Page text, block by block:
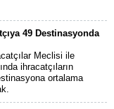
49 Destinasyonda
Meclisi ile
ihracatçıların
ortalama